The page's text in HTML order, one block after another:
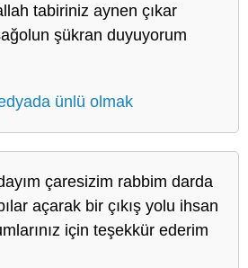
tabiriniz aynen çıkar
şükran duyuyorum
ünlü olmak
çaresizim rabbim darda
açarak bir çıkış yolu ihsan
için teşekkür ederim